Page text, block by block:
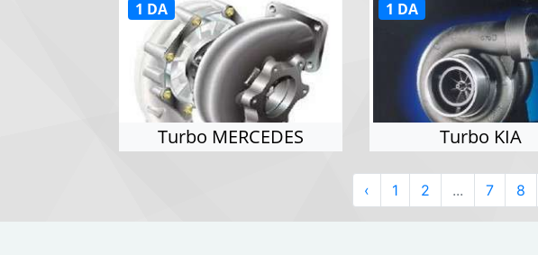
Turbo MERCEDES
1 DA
Turbo KIA
1 DA
‹ 1 2 ... 7 8